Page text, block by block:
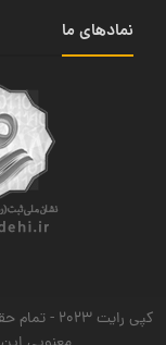
نمادهای ما
کپی رایت 2023 - تمام حقوق برای